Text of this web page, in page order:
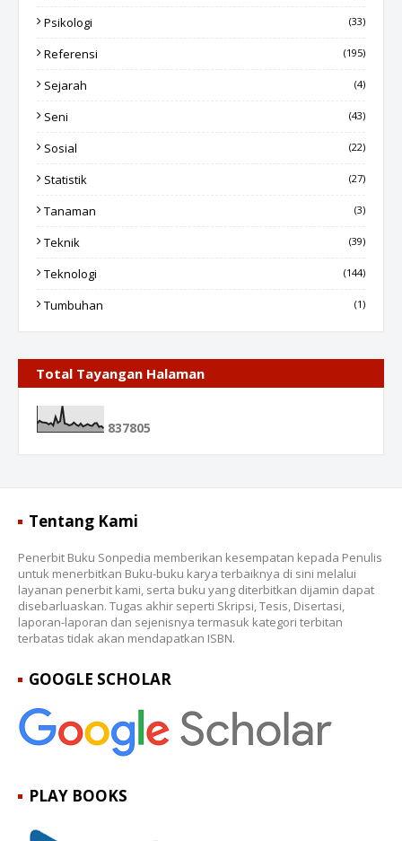
Psikologi (33)
Referensi (195)
Sejarah (4)
Seni (43)
Sosial (22)
Statistik (27)
Tanaman (3)
Teknik (39)
Teknologi (144)
Tumbuhan (1)
Total Tayangan Halaman
837805
Tentang Kami
Penerbit Buku Sonpedia memberikan kesempatan kepada Penulis
untuk menerbitkan Buku-buku karya terbaiknya di sini melalui
layanan penerbit kami, serta buku yang diterbitkan dijamin dapat
disebarluaskan. Tugas akhir seperti Skripsi, Tesis, Disertasi,
laporan-laporan dan sejenisnya termasuk kategori terbitan
terbatas tidak akan mendapatkan ISBN.
GOOGLE SCHOLAR
PLAY BOOKS